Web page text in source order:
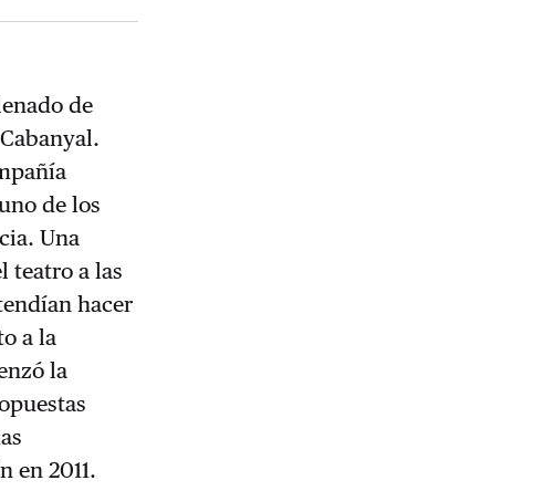
de
de los
Una
teatro a las
hacer
a la
la
en 2011.